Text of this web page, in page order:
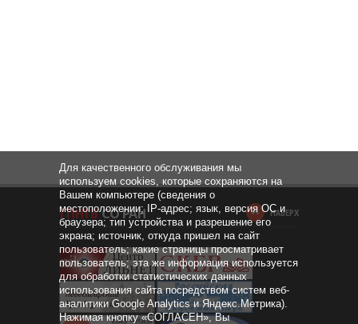
НАВЕРХ
Для качественного обслуживания мы
используем cookies, которые сохраняются на
Вашем компьютере (сведения о
местоположении; IP-адрес; язык, версия ОС и
браузера; тип устройства и разрешение его
экрана; источник, откуда пришел на сайт
пользователь; какие страницы просматривает
пользователь; эта же информация используется
для обработки статистических данных
использования сайта посредством систем веб-
аналитики Google Analytics и Яндекс.Метрика).
Нажимая кнопку «СОГЛАСЕН», Вы